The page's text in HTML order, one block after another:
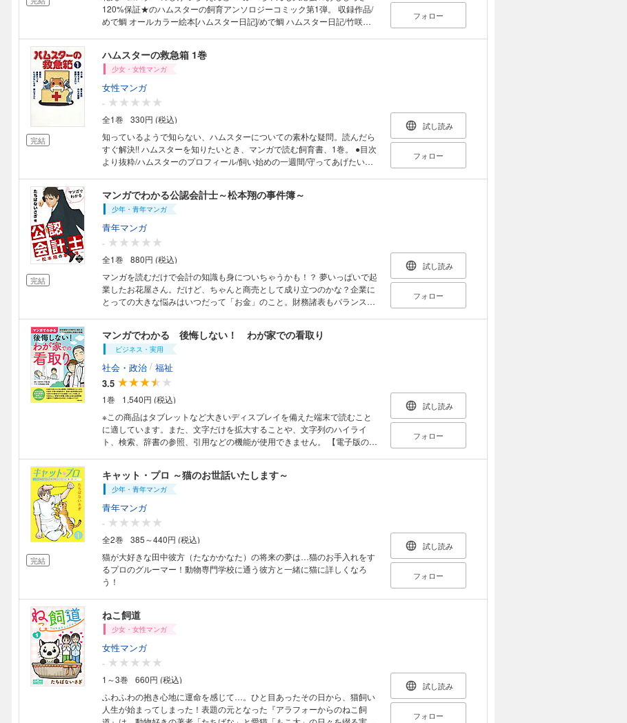
120%保証★のハムスターの飼育アンソロジーコミック第1弾。 収録作品/
めで鯛 オールカラー絵本[ハムスター日記]/めで鯛 ハムスター日記/竹咲輝
ロン･ド･ハムスター
フォロー
完結
ハムスターの救急箱 1巻
少女・女性マンガ
女性マンガ
-
全1巻
330円 (税込)
知っているようで知らない、ハムスターについての素朴な疑問。読んだら
すぐ解決!! ハムスターを知りたいとき、マンガで読む飼育書、1巻。 ●目次
より抜粋/ハムスターのプロフィール/飼い始めの一週間/守ってあげたい快
試し読み
フォロー
完結
マンガでわかる公認会計士～松本翔の事件簿～
少年・青年マンガ
青年マンガ
-
全1巻
880円 (税込)
マンガを読むだけで会計の知識も身についちゃうかも！？ 夢いっぱいで起
業したお花屋さん。だけど、ちゃんと商売として成り立つのかな？企業に
とっての大きな悩みはいつだって「お金」のこと。財務諸表もバランスシ
らがどんな場面で活躍してるのか、実際にあり得る５つのケースをマンガ
でわかりやすく伝えます。実在の公認会計士、松本翔氏をモデルにした主
人公の事件簿として、起業、倒産、M&A、消費税、監査などに起こる問題
を解決していきます。
試し読み
フォロー
マンガでわかる 後悔しない！ わが家での看取り
ビジネス・実用
社会・政治 / 福祉
3.5
1巻
1,540円 (税込)
※この商品はタブレットなど大きいディスプレイを備えた端末で読むこと
に適しています。また、文字だけを拡大することや、文字列のハイライ
ト、検索、辞書の参照、引用などの機能が使用できません。 【電子版のご
だけません。 ※掲載時の商品やサービスは、時間の経過にともない提供が
終了している場合があります。 ※この商品は固定レイアウトで作成されて
おります。 以上、あらかじめご了承の上お楽しみください。 病院ではな
く、住み慣れた自宅で、人生の最期をむかえる時代がやってきます。自宅
で納得して最期を迎えるための必読書です。 ●超高齢化が進む中で、病院
ではなく、住み慣れた自宅で、人生の最期をむかえる時代がやってきま
す。自宅で納得して最期を迎えるための必読書です。 ●マンガ……「母を
看取って」「命が燃え尽きる死はこうして訪れる」「１７年間の闘病の辛
さを忘れさせてくれた讃美歌」「最期まで自分の意思を貫き通した父」
「一人暮らしの父親の最期を看取った息子たち」……自宅で迎える人生の
最期を、徹底取材で実例マンガ化。 ●実用情報……「自分の最期をどうす
ごしたいか、周囲に知らせよう」「痛みや苦しみをやわらげるには」「最
期の3か月にかかる在宅医療費」「在宅医の探し方・選び方」「ひとり暮
めに必要な情報を紹介。 ●１０００人以上の最期を看取ってきた医師の千
場純先生がアドバイス。マンガ担当のたちばないさぎさんは病院のスタッ
フとして、数々の看取りの現場の取材にあたっています。 千場 純（チバ
浜市立大学附属病院第一内科、国立横須賀病院（現横須賀市うわまち病
院）内科第一医長、医療法人社団聖ルカ会パシフィック・ホスピタル院長
試し読み
フォロー
完結
キャット・プロ ～猫のお世話いたします～
少年・青年マンガ
青年マンガ
-
全2巻
385～440円 (税込)
猫が大好きな田中彼方（たなかかなた）の将来の夢は…猫のお手入れをす
るプロのグルーマー！動物専門学校に通う彼方と一緒に猫に詳しくなろ
う！
試し読み
フォロー
ねこ飼道
少女・女性マンガ
女性マンガ
-
1～3巻
660円 (税込)
ふわふわの抱き心地に運命を感じて…。ひと目あったその日から、猫飼い
人生が始まってしまった！表題の元となった『アラフォーからのねこ飼
試し読み
フォロー